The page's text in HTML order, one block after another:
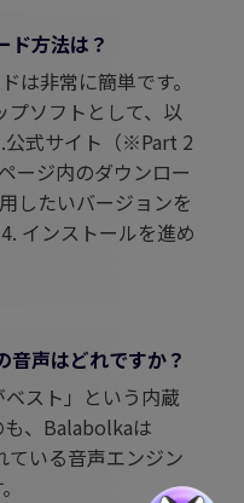
方法は？
は非常に簡単です。
ソフトとして、以
公式サイト（※Part 2
ージ内のダウンロー
したいバージョンを
インストールを進め
声はどれですか？
スト」という内蔵
、Balabolkaは
いる音声エンジン